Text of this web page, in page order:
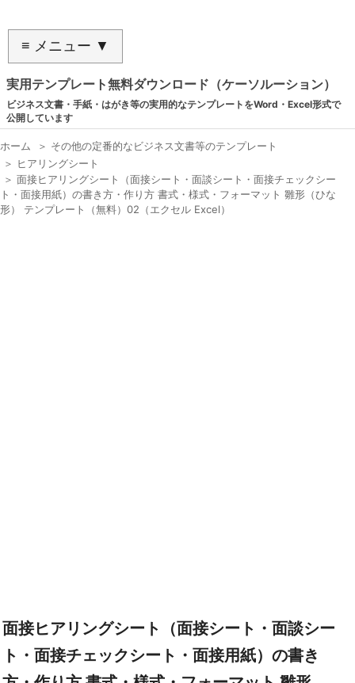
≡ メニュー ▼
実用テンプレート無料ダウンロード（ケーソルーション）
ビジネス文書・手紙・はがき等の実用的なテンプレートをWord・Excel形式で
公開しています
ホーム ＞ その他の定番的なビジネス文書等のテンプレート
＞ ヒアリングシート
＞ 面接ヒアリングシート（面接シート・面談シート・面接チェックシー
ト・面接用紙）の書き方・作り方 書式・様式・フォーマット 雛形（ひな
形） テンプレート（無料）02（エクセル Excel）
面接ヒアリングシート（面接シート・面談シー
ト・面接チェックシート・面接用紙）の書き